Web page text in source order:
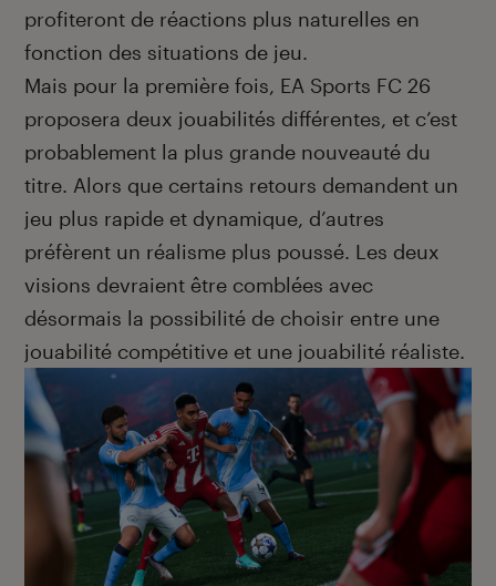
profiteront de réactions plus naturelles en
fonction des situations de jeu.
Mais pour la première fois, EA Sports FC 26
proposera deux jouabilités différentes, et c’est
probablement la plus grande nouveauté du
titre. Alors que certains retours demandent un
jeu plus rapide et dynamique, d’autres
préfèrent un réalisme plus poussé. Les deux
visions devraient être comblées avec
désormais la possibilité de choisir entre une
jouabilité compétitive et une jouabilité réaliste.